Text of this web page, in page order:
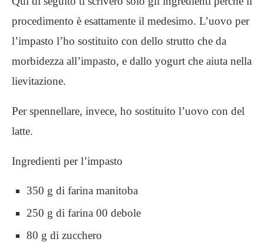
procedimento è esattamente il medesimo. L’uovo per
l’impasto l’ho sostituito con dello strutto che da
morbidezza all’impasto, e dallo yogurt che aiuta nella
lievitazione.
Per spennellare, invece, ho sostituito l’uovo con del
latte.
Ingredienti per l’impasto
350 g di farina manitoba
250 g di farina 00 debole
80 g di zucchero